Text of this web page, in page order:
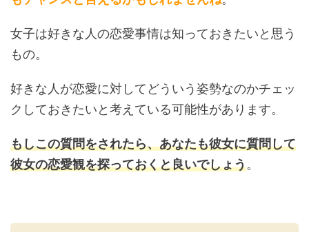
女子は好きな人の恋愛事情は知っておきたいと思う
もの。
好きな人が恋愛に対してどういう姿勢なのかチェッ
クしておきたいと考えている可能性があります。
もしこの質問をされたら、あなたも彼女に質問して
彼女の恋愛観を探っておくと良いでしょう。